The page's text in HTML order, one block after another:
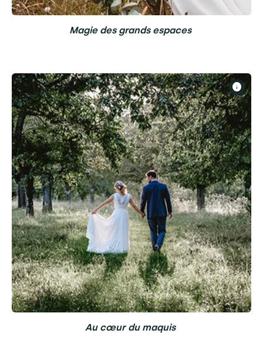
Magie des grands espaces
Au cœur du maquis